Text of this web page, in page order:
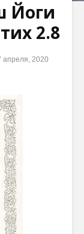
Йоги
2.8
апреля, 2020